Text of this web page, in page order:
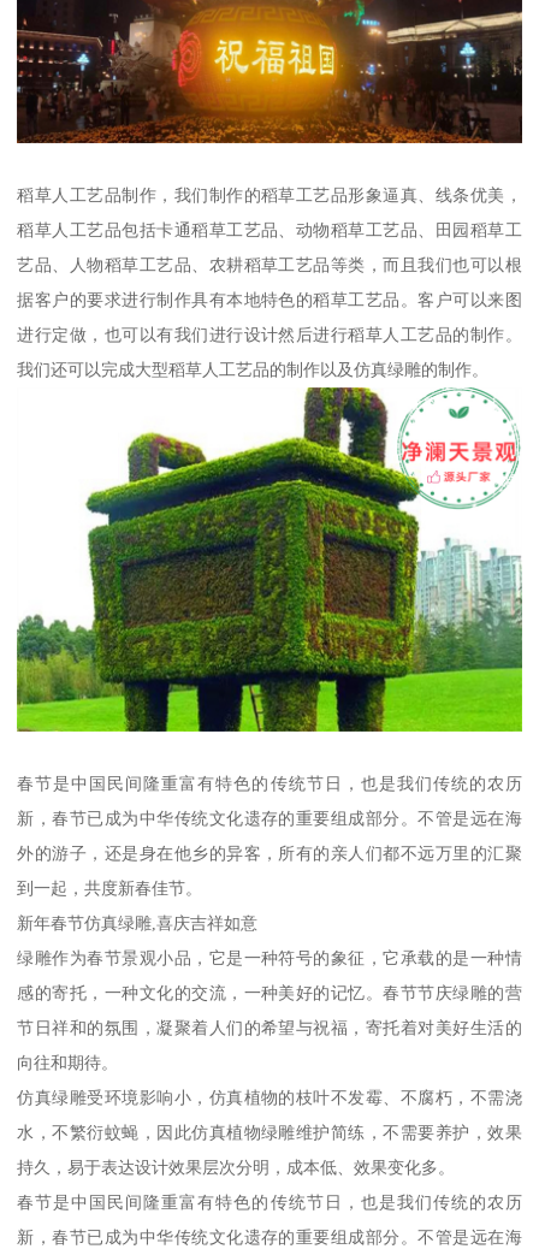
稻草人工艺品制作，我们制作的稻草工艺品形象逼真、线条优美，
稻草人工艺品包括卡通稻草工艺品、动物稻草工艺品、田园稻草工
艺品、人物稻草工艺品、农耕稻草工艺品等类，而且我们也可以根
据客户的要求进行制作具有本地特色的稻草工艺品。客户可以来图
进行定做，也可以有我们进行设计然后进行稻草人工艺品的制作。
我们还可以完成大型稻草人工艺品的制作以及仿真绿雕的制作。
春节是中国民间隆重富有特色的传统节日，也是我们传统的农历
新，春节已成为中华传统文化遗存的重要组成部分。不管是远在海
外的游子，还是身在他乡的异客，所有的亲人们都不远万里的汇聚
到一起，共度新春佳节。
新年春节仿真绿雕,喜庆吉祥如意
绿雕作为春节景观小品，它是一种符号的象征，它承载的是一种情
感的寄托，一种文化的交流，一种美好的记忆。春节节庆绿雕的营
节日祥和的氛围，凝聚着人们的希望与祝福，寄托着对美好生活的
向往和期待。
仿真绿雕受环境影响小，仿真植物的枝叶不发霉、不腐朽，不需浇
水，不繁衍蚊蝇，因此仿真植物绿雕维护简练，不需要养护，效果
持久，易于表达设计效果层次分明，成本低、效果变化多。
春节是中国民间隆重富有特色的传统节日，也是我们传统的农历
新，春节已成为中华传统文化遗存的重要组成部分。不管是远在海